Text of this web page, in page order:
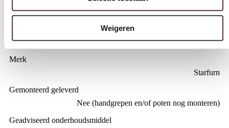
Mangohout
Bruin
Merk
Starfurn
Gemonteerd geleverd
Nee (handgrepen en/of poten nog monteren)
Geadviseerd onderhoudsmiddel